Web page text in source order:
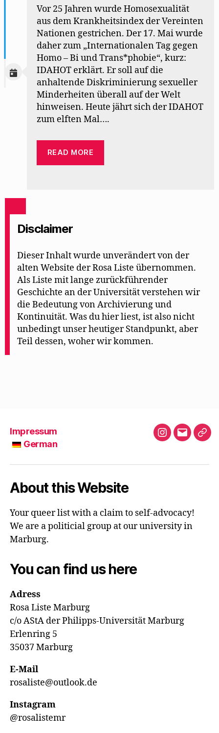
Vor 25 Jahren wurde Homosexualität
aus dem Krankheitsindex der Vereinten
Nationen gestrichen. Der 17. Mai wurde
daher zum „Internationalen Tag gegen
Homo – Bi und Trans*phobie“, kurz:
IDAHOT erklärt. Er soll auf die
anhaltende Diskriminierung sexueller
Minderheiten überall auf der Welt
hinweisen. Heute jährt sich der IDAHOT
zum elften Mal….
READ MORE
Disclaimer
Dieser Inhalt wurde unverändert von der
alten Website der Rosa Liste übernommen.
Als Liste mit lange zurückführender
Geschichte an der Universität verstehen wir
die Bedeutung von Archivierung und
Kontinuität. Was du hier liest, ist also nicht
unbedingt unser heutiger Standpunkt, aber
Teil dessen, woher wir kommen.
Impressum
German
Instagram
E-
e
About this Website
Your queer list with a claim to self-advocacy!
We are a politicial group at our university in
Marburg.
You can find us here
Adress
Rosa Liste Marburg
c/o AStA der Philipps-Universität Marburg
Erlenring 5
35037 Marburg
E-Mail
rosaliste@outlook.de
Instagram
@rosalistemr